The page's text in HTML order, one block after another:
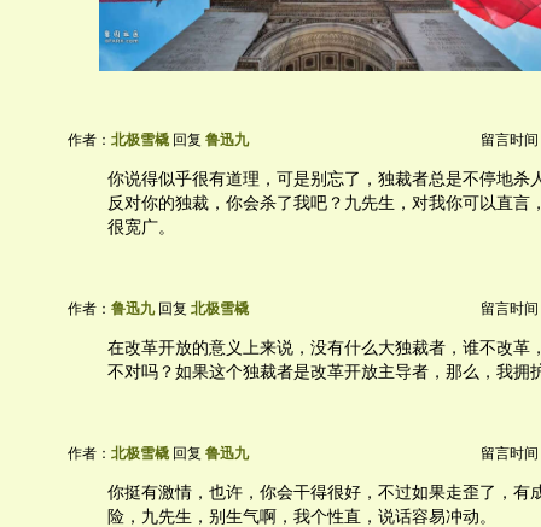
作者： 北极雪橇 回复 鲁迅九 留言时间
你说得似乎很有道理，可是别忘了，独裁者总是不停地杀
反对你的独裁，你会杀了我吧？九先生，对我你可以直言
很宽广。
作者： 鲁迅九回复 北极雪橇 留言时间
在改革开放的意义上来说，没有什么大独裁者，谁不改革
不对吗？如果这个独裁者是改革开放主导者，那么，我拥
作者： 北极雪橇 回复 鲁迅九 留言时间
你挺有激情，也许，你会干得很好，不过如果走歪了，有
险，九先生，别生气啊，我个性直，说话容易冲动。